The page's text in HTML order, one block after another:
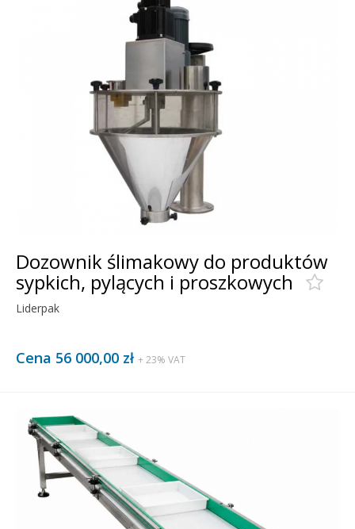
Dozownik ślimakowy do produktów
sypkich, pylących i proszkowych
Liderpak
Cena 56 000,00 zł + 23% VAT